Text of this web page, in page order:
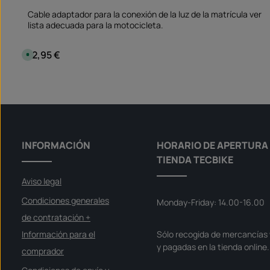
Cable adaptador para la conexión de la luz de la matrícula ver
lista adecuada para la motocicleta.
Precio normal:
D
i
b
l
a
o
e
e
t
r
e
g
:
o
f
12,95 €
INFORMACIÓN
Aviso legal
Condiciones generales
de contratación +
Información para el
comprador
HORARIO DE APERTURA
TIENDA TECBIKE
Monday-Friday: 14.00-16.00
Sólo recogida de mercancías
y pagadas en la tienda online.